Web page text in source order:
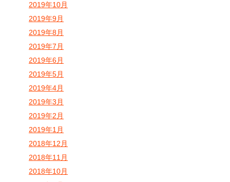
2019年10月
2019年9月
2019年8月
2019年7月
2019年6月
2019年5月
2019年4月
2019年3月
2019年2月
2019年1月
2018年12月
2018年11月
2018年10月